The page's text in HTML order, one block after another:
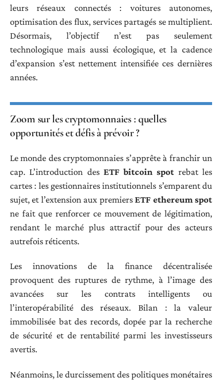
leurs réseaux connectés : voitures autonomes,
optimisation des flux, services partagés se multiplient.
Désormais, l’objectif n’est pas seulement
technologique mais aussi écologique, et la cadence
d’expansion s’est nettement intensifiée ces dernières
années.
Zoom sur les cryptomonnaies : quelles
opportunités et défis à prévoir ?
Le monde des cryptomonnaies s’apprête à franchir un
cap. L’introduction des ETF bitcoin spot rebat les
cartes : les gestionnaires institutionnels s’emparent du
sujet, et l’extension aux premiersETF ethereum spot
ne fait que renforcer ce mouvement de légitimation,
rendant le marché plus attractif pour des acteurs
autrefois réticents.
Les innovations de la finance décentralisée
provoquent des ruptures de rythme, à l’image des
avancées sur les contrats intelligents ou
l’interopérabilité des réseaux. Bilan : la valeur
immobilisée bat des records, dopée par la recherche
de sécurité et de rentabilité parmi les investisseurs
avertis.
Néanmoins, le durcissement des politiques monétaires